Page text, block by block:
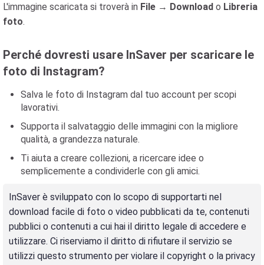
L'immagine scaricata si troverà in File → Download o Libreria
foto.
Perché dovresti usare InSaver per scaricare le
foto di Instagram?
Salva le foto di Instagram dal tuo account per scopi
lavorativi.
Supporta il salvataggio delle immagini con la migliore
qualità, a grandezza naturale.
Ti aiuta a creare collezioni, a ricercare idee o
semplicemente a condividerle con gli amici.
InSaver è sviluppato con lo scopo di supportarti nel
download facile di foto o video pubblicati da te, contenuti
pubblici o contenuti a cui hai il diritto legale di accedere e
utilizzare. Ci riserviamo il diritto di rifiutare il servizio se
utilizzi questo strumento per violare il copyright o la privacy